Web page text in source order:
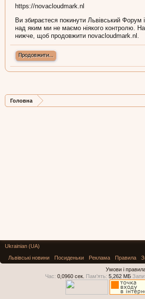
https://novacloudmark.nl
Ви збираєтеся покинути Львівський Форум
над яким ми не маємо ніякого контролю.
нижче, щоб продовжити novacloudmark.nl.
Продовжити...
Головна
Ukrainian (UA)
Львівські новини
Посиденьки Реклама Правила
Умови і
Час: 0,0960 сек. Пам'ять: 5,262 МБ